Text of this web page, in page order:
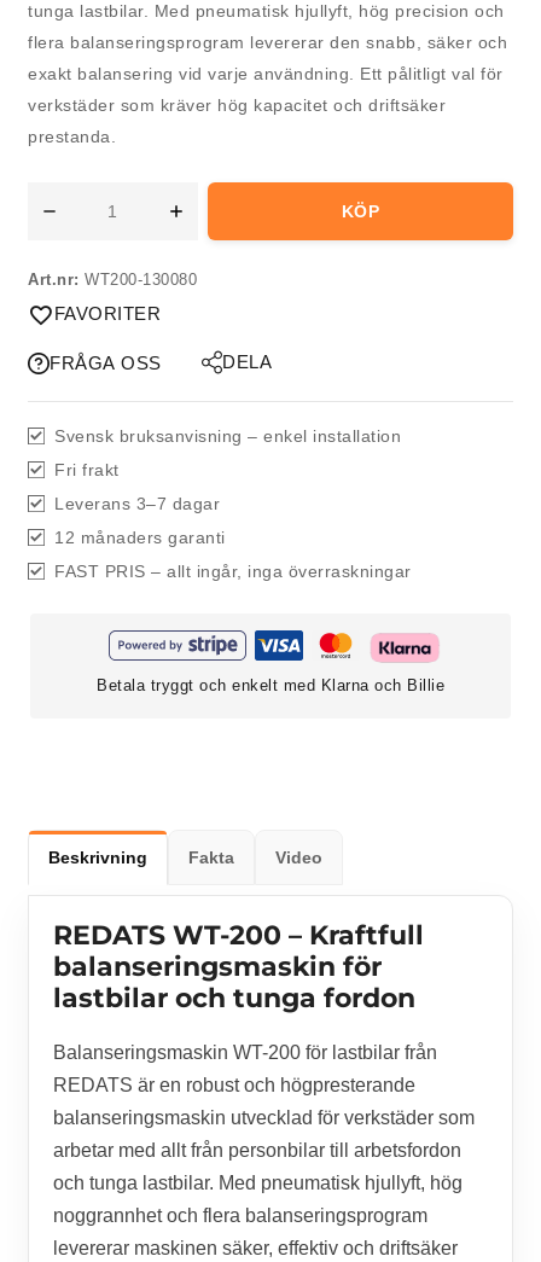
tunga lastbilar. Med pneumatisk hjullyft, hög precision och
flera balanseringsprogram levererar den snabb, säker och
exakt balansering vid varje användning. Ett pålitligt val för
verkstäder som kräver hög kapacitet och driftsäker
prestanda.
KÖP
Art.nr: WT200-130080
FAVORITER
FRÅGA OSS DELA
Svensk bruksanvisning – enkel installation
Fri frakt
Leverans 3–7 dagar
12 månaders garanti
FAST PRIS – allt ingår, inga överraskningar
Betala tryggt och enkelt med Klarna och Billie
Beskrivning Fakta Video
REDATS WT-200 – Kraftfull
balanseringsmaskin för
lastbilar och tunga fordon
Balanseringsmaskin WT-200 för lastbilar från
REDATS är en robust och högpresterande
balanseringsmaskin utvecklad för verkstäder som
arbetar med allt från personbilar till arbetsfordon
och tunga lastbilar. Med pneumatisk hjullyft, hög
noggrannhet och flera balanseringsprogram
levererar maskinen säker, effektiv och driftsäker